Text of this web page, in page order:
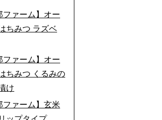
ファーム】オー
ちみつ ラズベ
ファーム】オー
ちみつ くるみの
け
ファーム】玄米